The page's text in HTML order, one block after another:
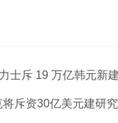
士斥 19 万亿韩元新
将斥资30亿美元建研